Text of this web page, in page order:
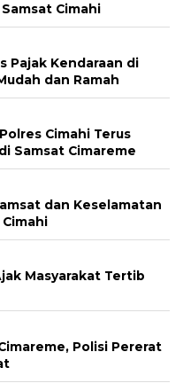
Cimahi
Pajak Kendaraan di
dan Ramah
Cimahi Terus
Samsat Cimareme
dan Keselamatan
Masyarakat Tertib
Polisi Pererat